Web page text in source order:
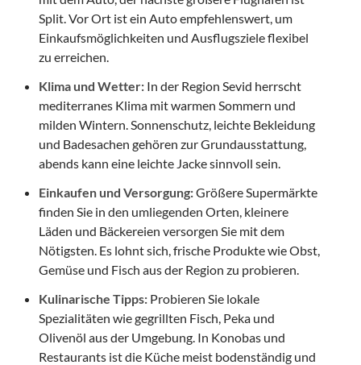
Split. Vor Ort ist ein Auto empfehlenswert, um
Einkaufsmöglichkeiten und Ausflugsziele flexibel
zu erreichen.
Klima und Wetter: In der Region Sevid herrscht
mediterranes Klima mit warmen Sommern und
milden Wintern. Sonnenschutz, leichte Bekleidung
und Badesachen gehören zur Grundausstattung,
abends kann eine leichte Jacke sinnvoll sein.
Einkaufen und Versorgung:Größere Supermärkte
finden Sie in den umliegenden Orten, kleinere
Läden und Bäckereien versorgen Sie mit dem
Nötigsten. Es lohnt sich, frische Produkte wie Obst,
Gemüse und Fisch aus der Region zu probieren.
Kulinarische Tipps: Probieren Sie lokale
Spezialitäten wie gegrillten Fisch, Peka und
Olivenöl aus der Umgebung. In Konobas und
Restaurants ist die Küche meist bodenständig und